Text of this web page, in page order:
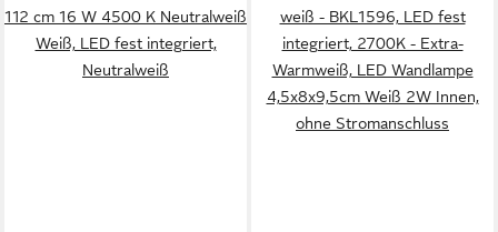
112 cm 16 W 4500 K Neutralweiß
Weiß, LED fest integriert,
Neutralweiß
weiß - BKL1596, LED fest
integriert, 2700K - Extra-
Warmweiß, LED Wandlampe
4,5x8x9,5cm Weiß 2W Innen,
ohne Stromanschluss